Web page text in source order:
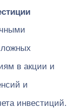
в акции и
и
инвестиций.